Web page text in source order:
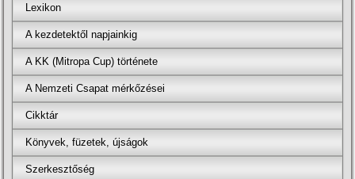
Lexikon
A kezdetektől napjainkig
A KK (Mitropa Cup) története
A Nemzeti Csapat mérkőzései
Cikktár
Könyvek, füzetek, újságok
Szerkesztőség